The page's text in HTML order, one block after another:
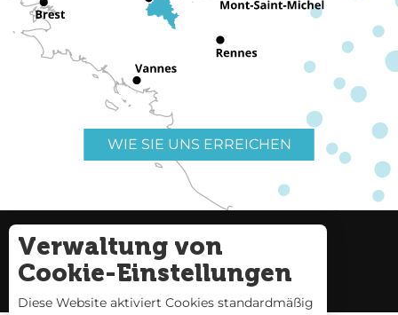
WIE SIE UNS ERREICHEN
Nützliche Links
Seitenverzeichnis
Verwaltung von
Cookie-Einstellungen
Diese Website aktiviert Cookies standardmäßig